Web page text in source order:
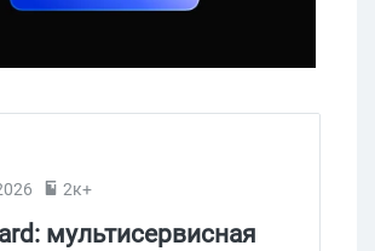
2к+
мультисервисная